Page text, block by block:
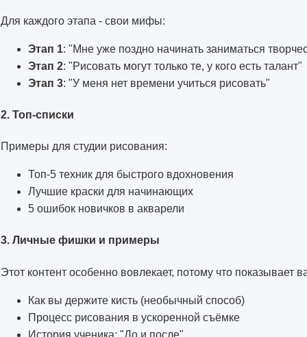
Для каждого этапа - свои мифы:
Этап 1: "Мне уже поздно начинать заниматься
Этап 2: "Рисовать могут только те, у кого есть талант"
Этап 3: "У меня нет времени учиться рисовать"
2. Топ-списки
Примеры для студии рисования:
Топ-5 техник для быстрого вдохновения
Лучшие краски для начинающих
5 ошибок новичков в акварели
3. Личные фишки и примеры
Этот контент особенно вовлекает, потому что показывает
Как вы держите кисть (необычный способ)
Процесс рисования в ускоренной съёмке
История ученика: "До и после"